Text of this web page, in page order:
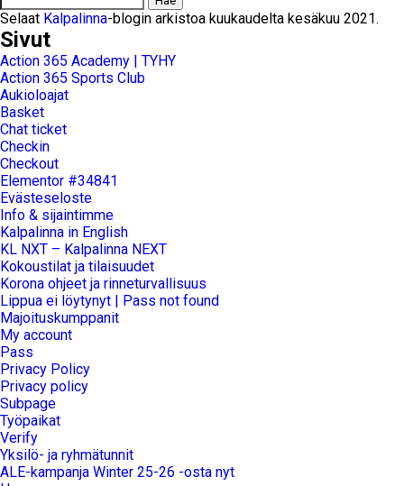
Selaat Kalpalinna-blogin arkistoa kuukaudelta kesäkuu 2021.
Sivut
Action 365 Academy | TYHY
Action 365 Sports Club
Aukioloajat
Basket
Chat ticket
Checkin
Checkout
Elementor #34841
Evästeseloste
Info & sijaintimme
Kalpalinna in English
KL NXT – Kalpalinna NEXT
Kokoustilat ja tilaisuudet
Korona ohjeet ja rinneturvallisuus
Lippua ei löytynyt | Pass not found
Majoituskumppanit
My account
Pass
Privacy Policy
Privacy policy
Subpage
Työpaikat
Verify
Yksilö- ja ryhmätunnit
ALE-kampanja Winter 25-26 -osta nyt